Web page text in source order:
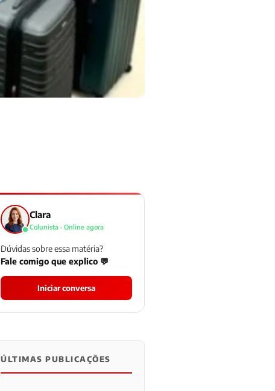
Clara
Colunista · Online agora
Dúvidas sobre essa matéria?
Fale comigo que explico 💬
Iniciar conversa
0 0 0
ÚLTIMAS PUBLICAÇÕES